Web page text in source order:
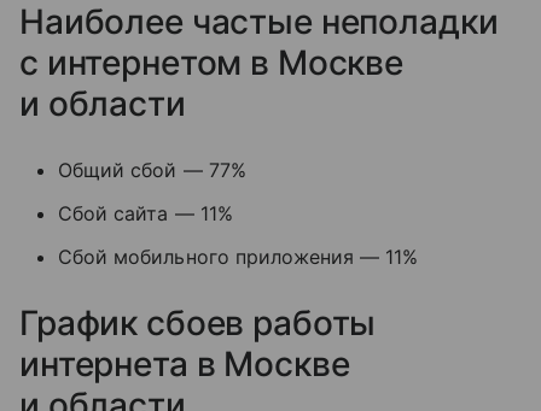
Наиболее частые неполадки
с интернетом в Москве
и области
Общий сбой — 77%
Сбой сайта — 11%
Сбой мобильного приложения — 11%
График сбоев работы
интернета в Москве